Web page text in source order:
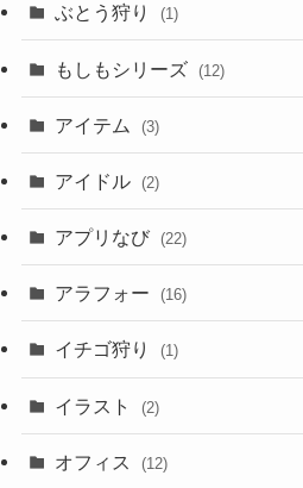
ぶとう狩り (1)
もしもシリーズ (12)
アイテム (3)
アイドル (2)
アプリなび (22)
アラフォー (16)
イチゴ狩り (1)
イラスト (2)
オフィス (12)